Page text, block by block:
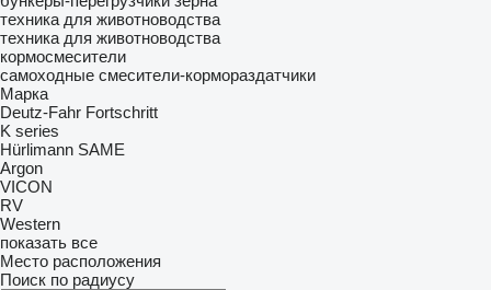
техника для животноводства
техника для животноводства
кормосмесители
самоходные смесители-кормораздатчики
Марка
Deutz-Fahr Fortschritt
K series
Hürlimann SAME
Argon
VICON
RV
Western
показать все
Место расположения
Поиск по радиусу